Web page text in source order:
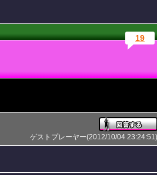
19
ゲストプレーヤー(2012/10/04 23:24:51)